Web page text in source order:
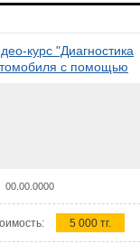
курс "Диагностика
с помощью
00.00.0000
5 000 тг.